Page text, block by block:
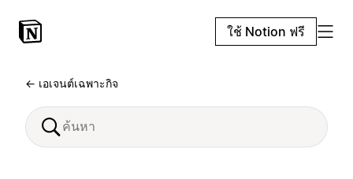
ใช้ Notion ฟรี
← เอเจนต์เฉพาะกิจ